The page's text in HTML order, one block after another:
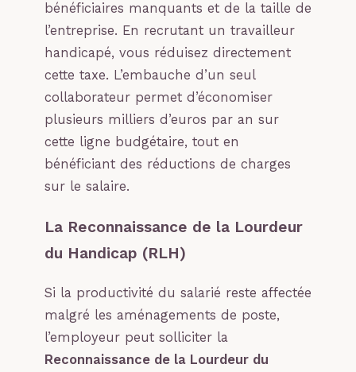
bénéficiaires manquants et de la taille de
l’entreprise. En recrutant un travailleur
handicapé, vous réduisez directement
cette taxe. L’embauche d’un seul
collaborateur permet d’économiser
plusieurs milliers d’euros par an sur
cette ligne budgétaire, tout en
bénéficiant des réductions de charges
sur le salaire.
La Reconnaissance de la Lourdeur
du Handicap (RLH)
Si la productivité du salarié reste affectée
malgré les aménagements de poste,
l’employeur peut solliciter la
Reconnaissance de la Lourdeur du